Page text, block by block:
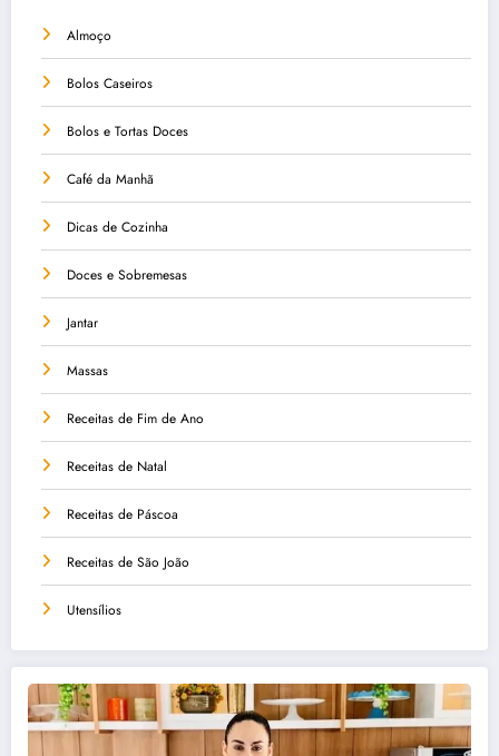
Almoço
Bolos Caseiros
Bolos e Tortas Doces
Café da Manhã
Dicas de Cozinha
Doces e Sobremesas
Jantar
Massas
Receitas de Fim de Ano
Receitas de Natal
Receitas de Páscoa
Receitas de São João
Utensílios